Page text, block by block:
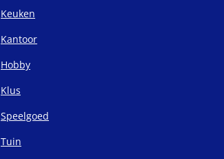
Keuken
Kantoor
Hobby
Klus
Speelgoed
Tuin